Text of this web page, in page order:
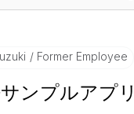
Former Employee
ンプルアプ